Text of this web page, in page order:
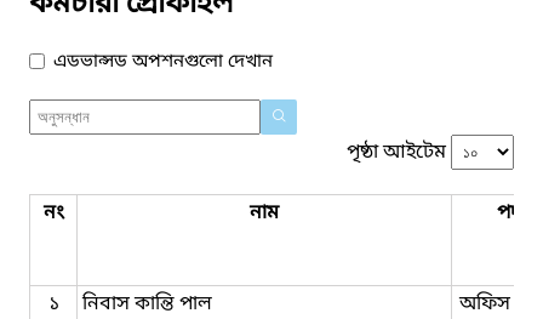
এডভান্সড অপশনগুলো দেখান
পৃষ্ঠা আইটেম
নং নাম পদবি
১ নিবাস কান্তি পাল অফিস